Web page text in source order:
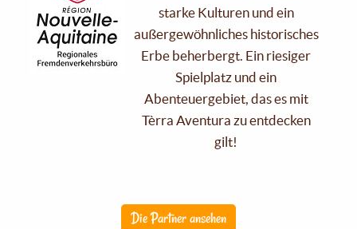
starke Kulturen und ein
außergewöhnliches historisches
Erbe beherbergt. Ein riesiger
Spielplatz und ein
Abenteuergebiet, das es mit
Tèrra Aventura zu entdecken
gilt!
Die Partner ansehen